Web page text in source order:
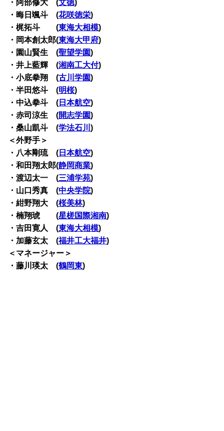
・阿部修大 (文徳)
・晦日颯斗 (花咲徳栄)
・梶拓斗 (東海大相模)
・岡本創太郎(東海大甲府)
・園山賢生 (聖望学園)
・井上藍輝 (湘南工大付)
・小底拳翔 (古川学園)
・半田悠斗 (明桜)
・中込拳斗 ( 日本航空)
・赤司涼生 (開志学園)
・桑山凱斗 (学法石川)
＜外野手＞
・八本剛琉 ( 日本航空)
・和田翔太郎(静岡商業)
・渡辺太一 (三浦学苑)
・山口秀真 (中央学院)
・紺野翔大 (桜美林)
・楠翔琥 (星槎国際湘南)
・吉田寛人 (東海大相模)
・加藤玄太 (福井工大福井)
＜マネージャー＞
・藤川瑛太 (鶴岡東)